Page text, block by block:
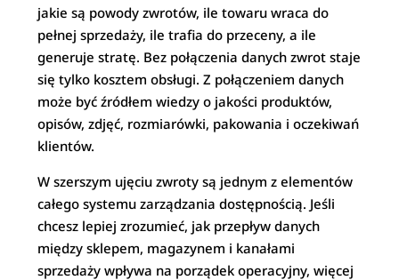
jakie są powody zwrotów, ile towaru wraca do
pełnej sprzedaży, ile trafia do przeceny, a ile
generuje stratę. Bez połączenia danych zwrot staje
się tylko kosztem obsługi. Z połączeniem danych
może być źródłem wiedzy o jakości produktów,
opisów, zdjęć, rozmiarówki, pakowania i oczekiwań
klientów.
W szerszym ujęciu zwroty są jednym z elementów
całego systemu zarządzania dostępnością. Jeśli
chcesz lepiej zrozumieć, jak przepływ danych
między sklepem, magazynem i kanałami
sprzedaży wpływa na porządek operacyjny, więcej